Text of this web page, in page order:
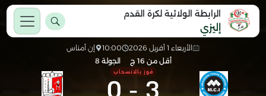
الرابطة الولائية لكرة القدم
إليزي
الأربعاء 1 أفريل 2026 10:00
إن أمناس
أقل من 16 ج
الجولة 8
فوز بالانسحاب